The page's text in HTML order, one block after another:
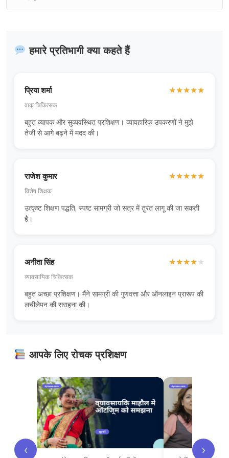
हमारे प्रतिभागी क्या कहते हैं
प्रिया शर्मा
वाक् चिकित्सक
★★★★★
बहुत व्यापक और सुव्यवस्थित प्रशिक्षण। व्यावहारिक उपकरणों ने मुझे
तेजी से आगे बढ़ने में मदद की।
राजेश कुमार
विशेष शिक्षक
★★★★★
उत्कृष्ट शिक्षण पद्धति, स्पष्ट सामग्री जो सत्र में तुरंत लागू की जा सकती
है।
अनीता सिंह
व्यावसायिक चिकित्सक
★★★★★
बहुत अच्छा प्रशिक्षण। मैंने सामग्री की गुणवत्ता और ऑनलाइन प्रारूप की
लचीलेपन की सराहना की।
आपके लिए रोचक प्रशिक्षण
‹ ›